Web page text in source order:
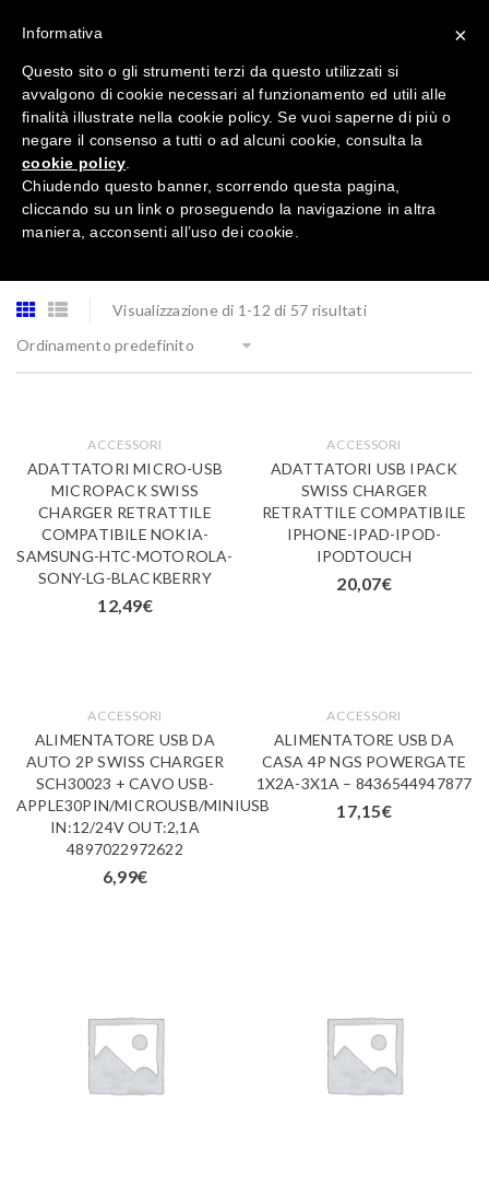
Tutte le categorie
Visualizzazione di 1-12 di 57 risultati
Ordinamento predefinito
ACCESSORI
ADATTATORI MICRO-USB
MICROPACK SWISS
CHARGER RETRATTILE
COMPATIBILE NOKIA-
SAMSUNG-HTC-MOTOROLA-
SONY-LG-BLACKBERRY
12,49€
ACCESSORI
ADATTATORI USB IPACK
SWISS CHARGER
RETRATTILE COMPATIBILE
IPHONE-IPAD-IPOD-
IPODTOUCH
20,07€
ACCESSORI
ALIMENTATORE USB DA
AUTO 2P SWISS CHARGER
SCH30023 + CAVO USB-
APPLE30PIN/MICROUSB/MINIUSB
IN:12/24V OUT:2,1A
4897022972622
6,99€
ACCESSORI
ALIMENTATORE USB DA
CASA 4P NGS POWERGATE
1X2A-3X1A – 8436544947877
17,15€
×
Informativa
Questo sito o gli strumenti terzi da questo utilizzati si
avvalgono di cookie necessari al funzionamento ed utili alle
finalità illustrate nella cookie policy. Se vuoi saperne di più o
negare il consenso a tutti o ad alcuni cookie, consulta la
cookie policy
Chiudendo questo banner, scorrendo questa pagina,
cliccando su un link o proseguendo la navigazione in altra
maniera, acconsenti all’uso dei cookie.